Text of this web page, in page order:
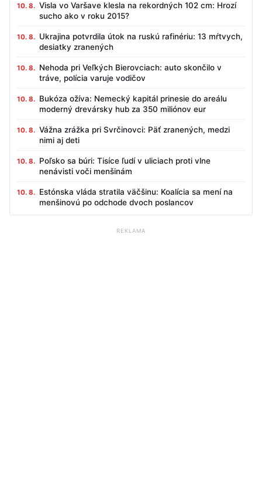
10. 8. Visla vo Varšave klesla na rekordných 102 cm: Hrozí
sucho ako v roku 2015?
10. 8. Ukrajina potvrdila útok na ruskú rafinériu: 13 mŕtvych,
desiatky zranených
10. 8. Nehoda pri Veľkých Bierovciach: auto skončilo v
tráve, polícia varuje vodičov
10. 8. Bukóza ožíva: Nemecký kapitál prinesie do areálu
moderný drevársky hub za 350 miliónov eur
10. 8. Vážna zrážka pri Svrčinovci: Päť zranených, medzi
nimi aj deti
10. 8. Poľsko sa búri: Tisíce ľudí v uliciach proti vlne
nenávisti voči menšinám
10. 8. Estónska vláda stratila väčšinu: Koalícia sa mení na
menšinovú po odchode dvoch poslancov
REKLAMA